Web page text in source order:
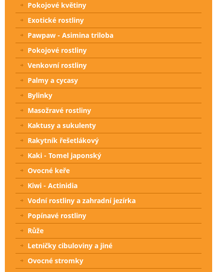
Pokojové květiny
Exotické rostliny
Pawpaw - Asimina triloba
Pokojové rostliny
Venkovní rostliny
Palmy a cycasy
Bylinky
Masožravé rostliny
Kaktusy a sukulenty
Rakytník řešetlákový
Kaki - Tomel japonský
Ovocné keře
Kiwi - Actinidia
Vodní rostliny a zahradní jezírka
Popínavé rostliny
Růže
Letničky cibuloviny a jiné
Ovocné stromky